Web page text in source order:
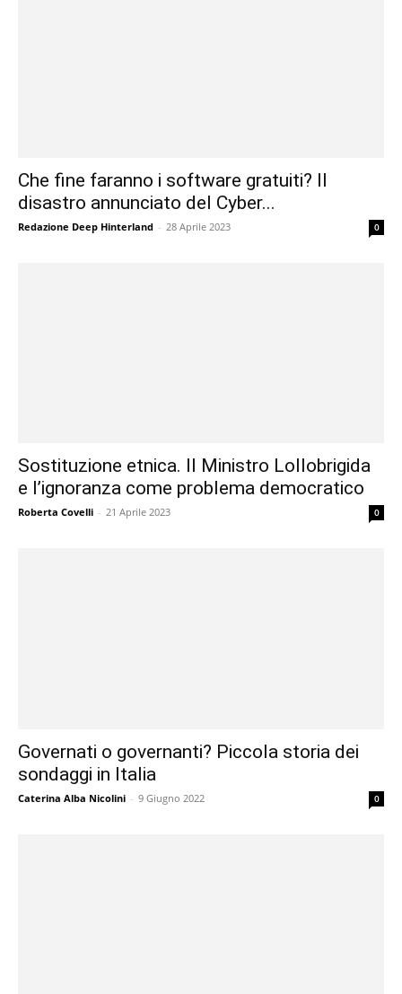
Che fine faranno i software gratuiti? Il
disastro annunciato del Cyber...
Redazione Deep Hinterland - 28 Aprile 2023 0
Sostituzione etnica. Il Ministro Lollobrigida
e l’ignoranza come problema democratico
Roberta Covelli - 21 Aprile 2023 0
Governati o governanti? Piccola storia dei
sondaggi in Italia
Caterina Alba Nicolini - 9 Giugno 2022 0